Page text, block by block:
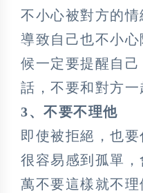
不小心被對方的情
導致自己也不小
候一定要提醒自
話，不要和對方一
3、不要不理他
即使被拒絕，也
很容易感到孤單
萬不要這樣就不